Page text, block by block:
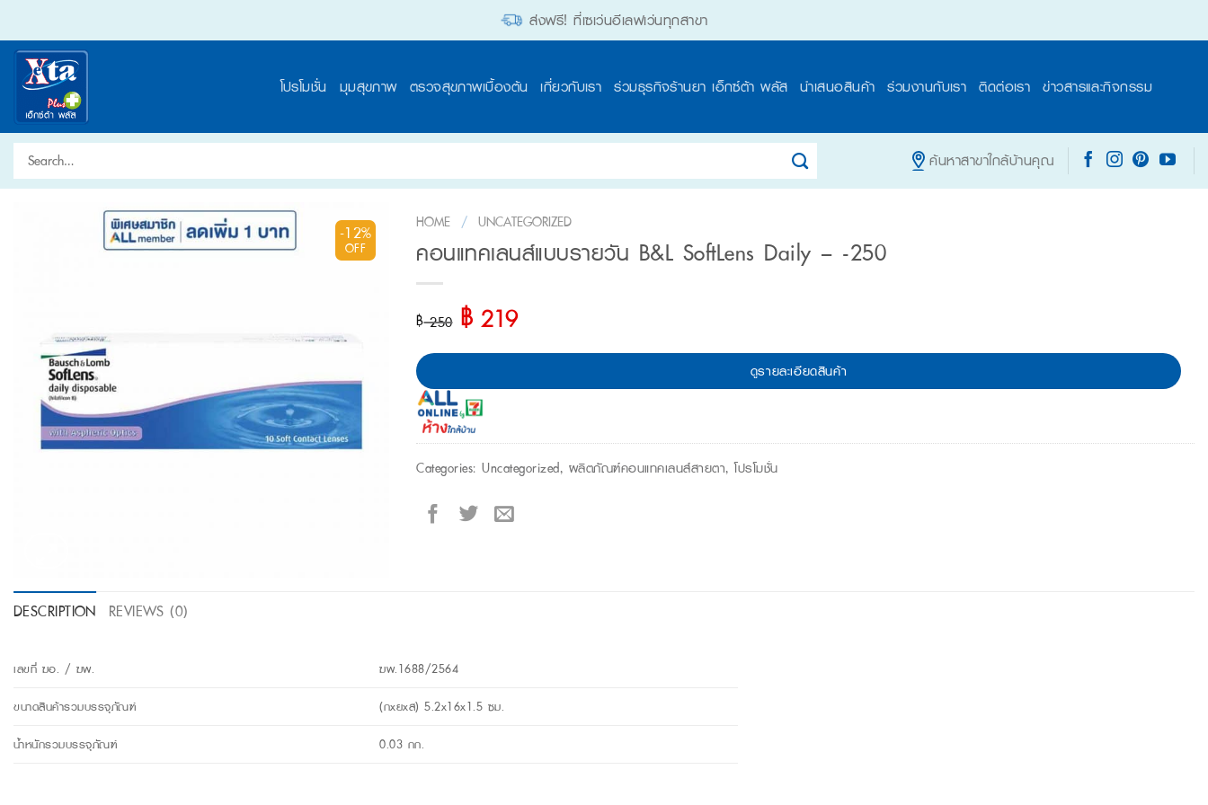
content
ส่งฟรี! ที่เซเว่นอีเลฟเว่นทุกสาขา
โปรโมชั่น มุมสุขภาพ ตรวจสุขภาพเบื้องต้น เกี่ยวกับเรา ร่วมธุรกิจร้านยา เอ็กซ์ต้า พลัส นำเสนอสินค้า ร่วมงานกับเรา ติดต่อเรา ข่าวสารและกิจกรรม
Search
for:
ค้นหาสาขาใกล้บ้านคุณ
-12%
OFF
HOME / UNCATEGORIZED
คอนแทคเลนส์แบบรายวัน B&L SoftLens Daily – -250
฿250 Original
฿ 250.
฿219Current
฿ 219.
ดูรายละเอียดสินค้า
Categories: Uncategorized, ผลิตภัณฑ์คอนแทคเลนส์สายตา,โปรโมชั่น
DESCRIPTION REVIEWS (0)
เลขที่ ฆอ. / ฆพ.
ฆพ.1688/2564
ขนาดสินค้ารวมบรรจุภัณฑ์
(กxยxส) 5.2x16x1.5 ซม.
น้ำหนักรวมบรรจุภัณฑ์
0.03 กก.